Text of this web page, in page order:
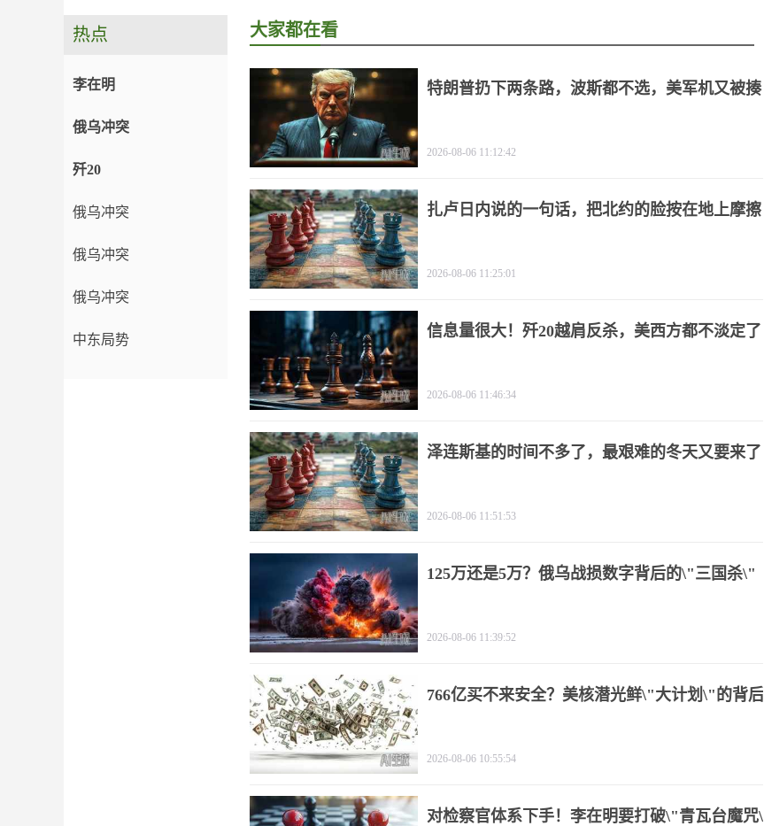
热点
李在明
俄乌冲突
歼20
俄乌冲突
俄乌冲突
俄乌冲突
中东局势
大家都在看
特朗普扔下两条路，波斯都不选，美军机又被揍
2026-08-06 11:12:42
扎卢日内说的一句话，把北约的脸按在地上摩擦
2026-08-06 11:25:01
信息量很大！歼20越肩反杀，美西方都不淡定了
2026-08-06 11:46:34
泽连斯基的时间不多了，最艰难的冬天又要来了
2026-08-06 11:51:53
125万还是5万？俄乌战损数字背后的\"三国杀\"
2026-08-06 11:39:52
766亿买不来安全？美核潜光鲜\"大计划\"的背后
2026-08-06 10:55:54
对检察官体系下手！李在明要打破\"青瓦台魔咒\"